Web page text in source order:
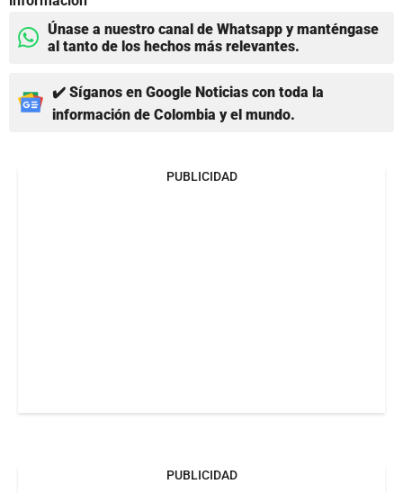
Únase a nuestro canal de Whatsapp y manténgase
al tanto de los hechos más relevantes.
✔️ Síganos en Google Noticias con toda la
información de Colombia y el mundo.
PUBLICIDAD
PUBLICIDAD